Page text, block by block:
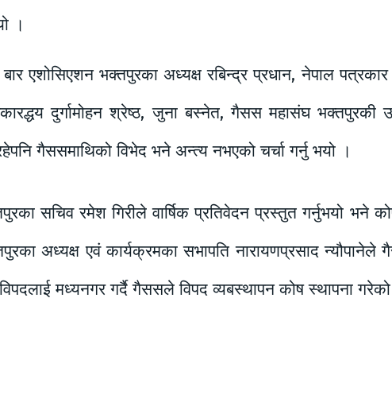
।
बार एशोसिएशन भक्तपुरका अध्यक्ष रबिन्द्र प्रधान, नेपाल
दुर्गामोहन श्रेष्ठ, जुना बस्नेत, गैसस महासंघ भक्तपुरकी
गैससमाथिको विभेद भने अन्त्य नभएको चर्चा गर्नु भयो ।
सचिव रमेश गिरीले वार्षिक प्रतिवेदन प्रस्तुत गर्नुभयो भने
अध्यक्ष एवं कार्यक्रमका सभापति नारायणप्रसाद न्यौपानेले
मध्यनगर गर्दै गैससले विपद व्यबस्थापन कोष स्थापना